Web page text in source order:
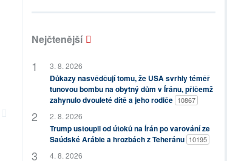
Nejčtenější
3. 8. 2026
Důkazy nasvědčují tomu, že USA svrhly téměř
tunovou bombu na obytný dům v Íránu, přičemž
zahynulo dvouleté dítě a jeho rodiče 10867
2. 8. 2026
Trump ustoupil od útoků na Írán po varování ze
Saúdské Arábie a hrozbách z Teheránu 10195
4. 8. 2026